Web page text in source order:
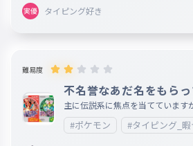
タイピング好き
難易度
不名誉なあだ名をもら
ン
主に伝説系に焦点を当てています
れています。
#ポケモン #タイピング_暇